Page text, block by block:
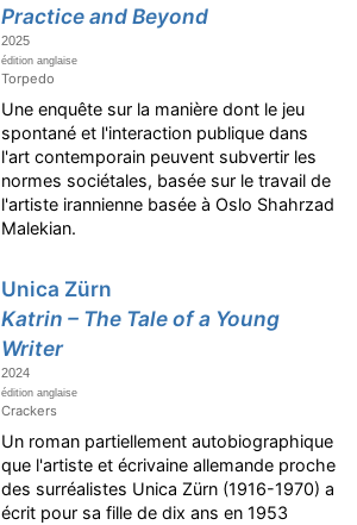
Practice and Beyond
2025
édition anglaise
Torpedo
Une enquête sur la manière dont le jeu
spontané et l'interaction publique dans
l'art contemporain peuvent subvertir les
normes sociétales, basée sur le travail de
l'artiste irannienne basée à Oslo Shahrzad
Malekian.
Unica Zürn
Katrin – The Tale of a Young
Writer
2024
édition anglaise
Crackers
Un roman partiellement autobiographique
que l'artiste et écrivaine allemande proche
des surréalistes Unica Zürn (1916-1970) a
écrit pour sa fille de dix ans en 1953